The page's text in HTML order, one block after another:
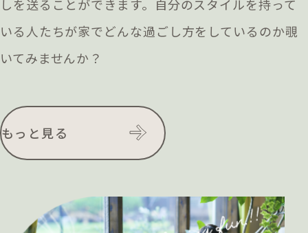
しを送ることができます。自分のスタイルを持って
いる人たちが家でどんな過ごし方をしているのか覗
いてみませんか？
もっと見る